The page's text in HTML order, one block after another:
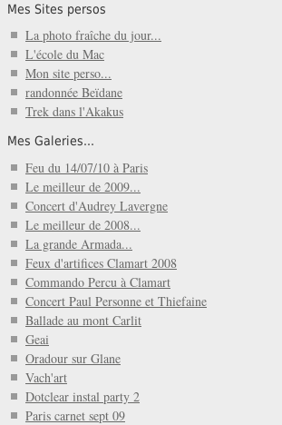
Mes Sites persos
La photo fraîche du jour...
L'école du Mac
Mon site perso...
randonnée Beïdane
Trek dans l'Akakus
Mes Galeries...
Feu du 14/07/10 à Paris
Le meilleur de 2009...
Concert d'Audrey Lavergne
Le meilleur de 2008...
La grande Armada...
Feux d'artifices Clamart 2008
Commando Percu à Clamart
Concert Paul Personne et Thiefaine
Ballade au mont Carlit
Geai
Oradour sur Glane
Vach'art
Dotclear instal party 2
Paris carnet sept 09